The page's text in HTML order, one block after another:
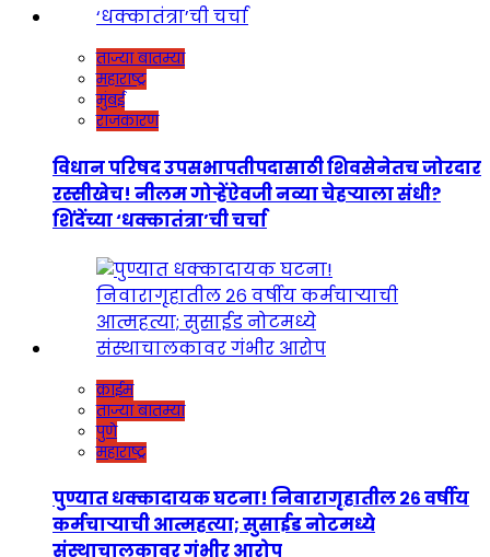
ताज्या बातम्या
महाराष्ट्र
मुंबई
राजकारण
विधान परिषद उपसभापतीपदासाठी शिवसेनेतच जोरदार
रस्सीखेच! नीलम गोऱ्हेंऐवजी नव्या चेहऱ्याला संधी?
शिंदेंच्या ‘धक्कातंत्रा’ची चर्चा
क्राईम
ताज्या बातम्या
पुणे
महाराष्ट्र
पुण्यात धक्कादायक घटना! निवारागृहातील २६ वर्षीय
कर्मचाऱ्याची आत्महत्या; सुसाईड नोटमध्ये
संस्थाचालकावर गंभीर आरोप